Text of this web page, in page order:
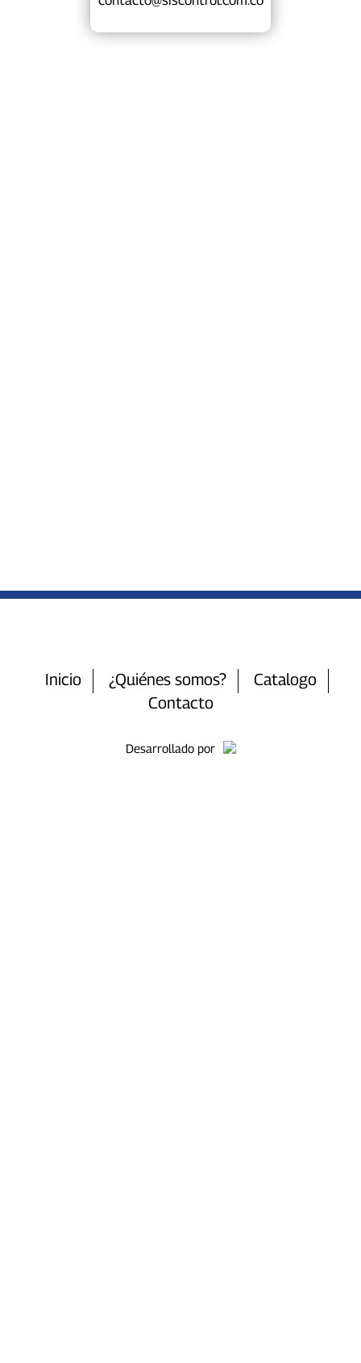
Inicio ¿Quiénes somos?
Catalogo
Contacto
Desarrollado por